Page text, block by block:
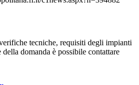
tecniche, requisiti degli impianti
domanda è possibile contattare